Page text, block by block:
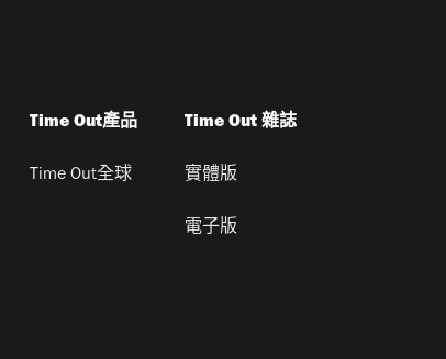
Time Out產品
Time Out全球
Time Out 雜誌
實體版
電子版